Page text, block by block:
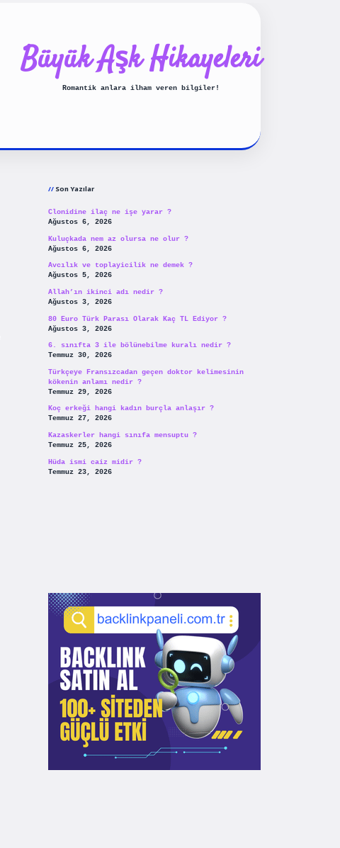
Büyük Aşk Hikayeleri
Romantik anlara ilham veren bilgiler!
Son Yazılar
Clonidine ilaç ne işe yarar ?
Ağustos 6, 2026
Kuluçkada nem az olursa ne olur ?
Ağustos 6, 2026
Avcılık ve toplayicilik ne demek ?
Ağustos 5, 2026
Allah’ın ikinci adı nedir ?
Ağustos 3, 2026
80 Euro Türk Parası Olarak Kaç TL Ediyor ?
Ağustos 3, 2026
6. sınıfta 3 ile bölünebilme kuralı nedir ?
Temmuz 30, 2026
Türkçeye Fransızcadan geçen doktor kelimesinin
kökenin anlamı nedir ?
Temmuz 29, 2026
Koç erkeği hangi kadın burçla anlaşır ?
Temmuz 27, 2026
Kazaskerler hangi sınıfa mensuptu ?
Temmuz 25, 2026
Hüda ismi caiz midir ?
Temmuz 23, 2026